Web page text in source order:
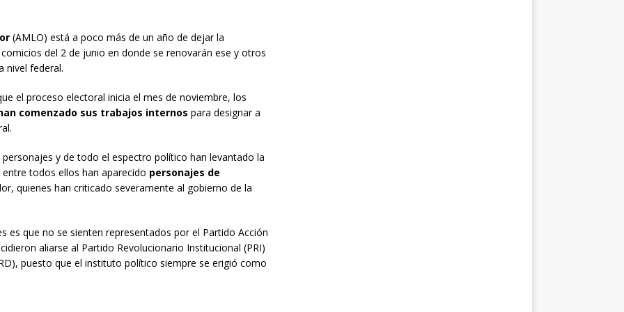
(AMLO) está a poco más de un año de dejar la
del 2 de junio en donde se renovarán ese y otros
nivel federal.
el proceso electoral inicia el mes de noviembre, los
comenzado sus trabajos internos para designar a
y de todo el espectro político han levantado la
todos ellos han aparecido personajes de
quienes han criticado severamente al gobierno de la
es que no se sienten representados por el Partido Acción
aliarse al Partido Revolucionario Institucional (PRI)
puesto que el instituto político siempre se erigió como